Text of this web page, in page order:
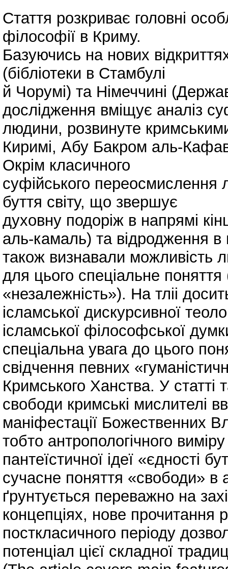
Стаття розкриває головні
філософії в Криму.
Базуючись на нових
(бібліотеки в Стамбулі
й Чорумі) та Німеччині
дослідження вміщує аналіз
людини, розвинуте
Киримі, Абу Бакром аль-
Окрім класичного
суфійського переосмислення
буття світу, що звершує
духовну подоріж в напрямі
аль-камаль) та відродження в
також визнавали можливість
для цього спеціальне
«незалежність»). На тліі
ісламської дискурсивної
ісламської філософської
спеціальна увага до цього
свідчення певних
Кримського Ханства. У статті
свободи кримські мислителі
маніфестації Божественних
тобто антропологічного
пантеїстичної ідеї «єдності
сучасне поняття «свободи» в
ґрунтується переважно на
концепціях, нове прочитання
посткласичного періоду
потенціал цієї складної